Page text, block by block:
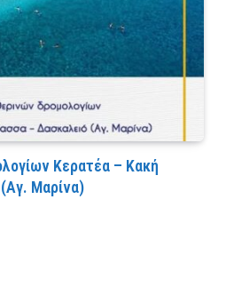
Κερατέα – Κακή
Μαρίνα)